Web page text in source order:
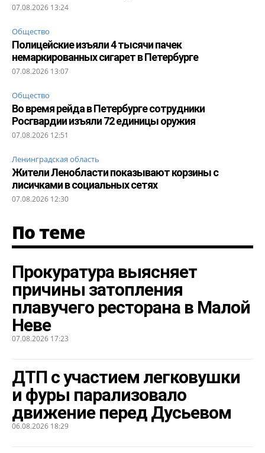
07.08.2026 13:24
Общество
Полицейские изъяли 4 тысячи пачек
немаркированных сигарет в Петербурге
07.08.2026 13:07
Общество
Во время рейда в Петербурге сотрудники
Росгвардии изъяли 72 единицы оружия
07.08.2026 12:51
Ленинградская область
Жители Ленобласти показывают корзины с
лисичками в социальных сетях
07.08.2026 12:30
По теме
Прокуратура выясняет
причины затопления
плавучего ресторана в Малой
Неве
07.08.2026 17:23
ДТП с участием легковушки
и фуры парализовало
движение перед Дусьевом
06.08.2026 18:29